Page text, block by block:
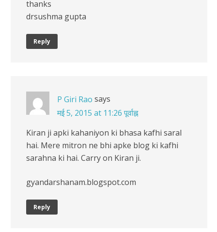
thanks
drsushma gupta
Reply
P Giri Rao says
मई 5, 2015 at 11:26 पूर्वाह्न
Kiran ji apki kahaniyon ki bhasa kafhi saral
hai. Mere mitron ne bhi apke blog ki kafhi
sarahna ki hai. Carry on Kiran ji.
gyandarshanam.blogspot.com
Reply